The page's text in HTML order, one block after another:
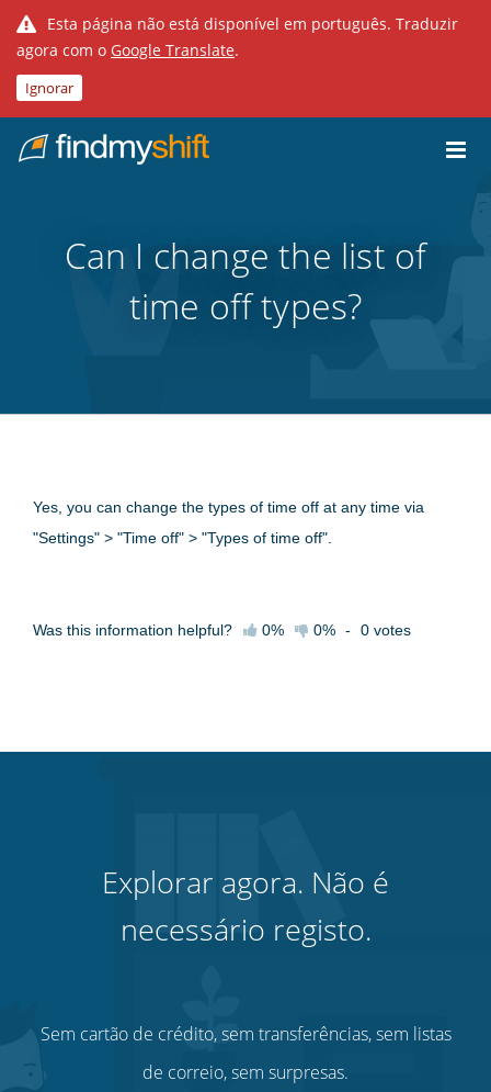
Esta página não está disponível em português. Traduzir
agora com o Google Translate.
Ignorar
Casa
Can I change the list of
time off types?
Yes, you can change the types of time off at any time via
"Settings" > "Time off" > "Types of time off".
Was this information helpful? 0% 0% - 0 votes
Explorar agora. Não é
necessário registo.
Sem cartão de crédito, sem transferências, sem listas
de correio, sem surpresas.